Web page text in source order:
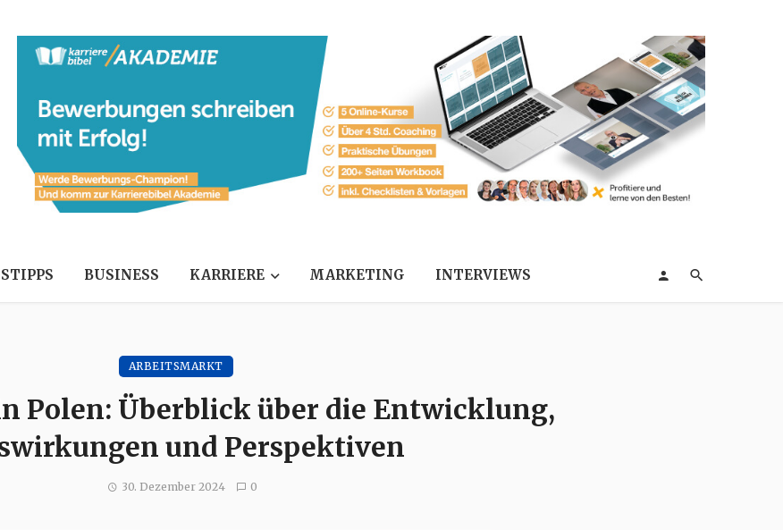
BUSINESS KARRIERE MARKETING INTERVIEWS
ARBEITSMARKT
Polen: Überblick über die Entwicklung,
und Perspektiven
30. Dezember 2024 0